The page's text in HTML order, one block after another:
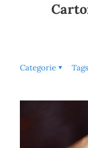
Categorie Tags